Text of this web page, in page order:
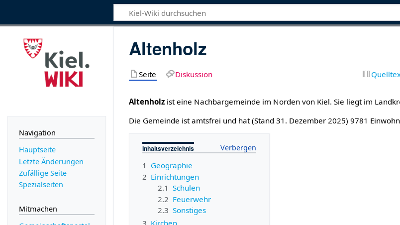
Altenholz
Seite Diskussion
Altenholz ist eine Nachbargemeinde im Norden von Kiel. Sie liegt im
Die Gemeinde ist amtsfrei und hat (Stand 31. Dezember 2025) 9781
Inhaltsverzeichnis
1 Geographie
2 Einrichtungen
2.1 Schulen
2.2 Feuerwehr
2.3 Sonstiges
3 Kirchen
Navigation
Hauptseite
Letzte Änderungen
Zufällige Seite
Spezialseiten
Mitmachen